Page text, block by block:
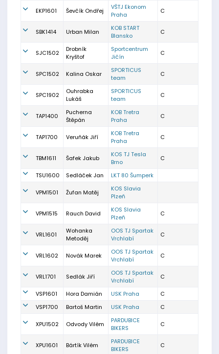
EKP1601 Ševčík Ondřej
VŠTJ Ekonom
Praha
C
SBK1414 Urban Milan
KOB START
Blansko
C
SJC1502
Drobník
Kryštof
Sportcentrum
Jičín
C
SPC1502 Kalina Oskar
SPORTICUS
team
C
SPC1902
Ouhrabka
Lukáš
SPORTICUS
team
C
TAP1400
Pucherna
Štěpán
KOB Tretra
Praha
C
TAP1700 Veruňák Jiří
KOB Tretra
Praha
C
TBM1611 Šafek Jakub
KOS TJ Tesla
Brno
C
TSU1600 Sedláček Jan LKT 80 Šumperk
VPM1501 Žufan Matěj
KOS Slavia
Plzeň
VPM1515 Rauch David
KOS Slavia
Plzeň
C
VRL1601
Wohanka
Metoděj
OOS TJ Spartak
Vrchlabí
C
VRL1602 Novák Marek
OOS TJ Spartak
Vrchlabí
C
VRL1701 Sedlák Jiří
OOS TJ Spartak
Vrchlabí
C
VSP1601 Hora Damián USK Praha
C
VSP1700
Bartoš Martin USK Praha C
XPU1502 Odvody Vilém
PARDUBICE
BIKERS
C
XPU1601 Bártík Vilém
PARDUBICE
BIKERS
C